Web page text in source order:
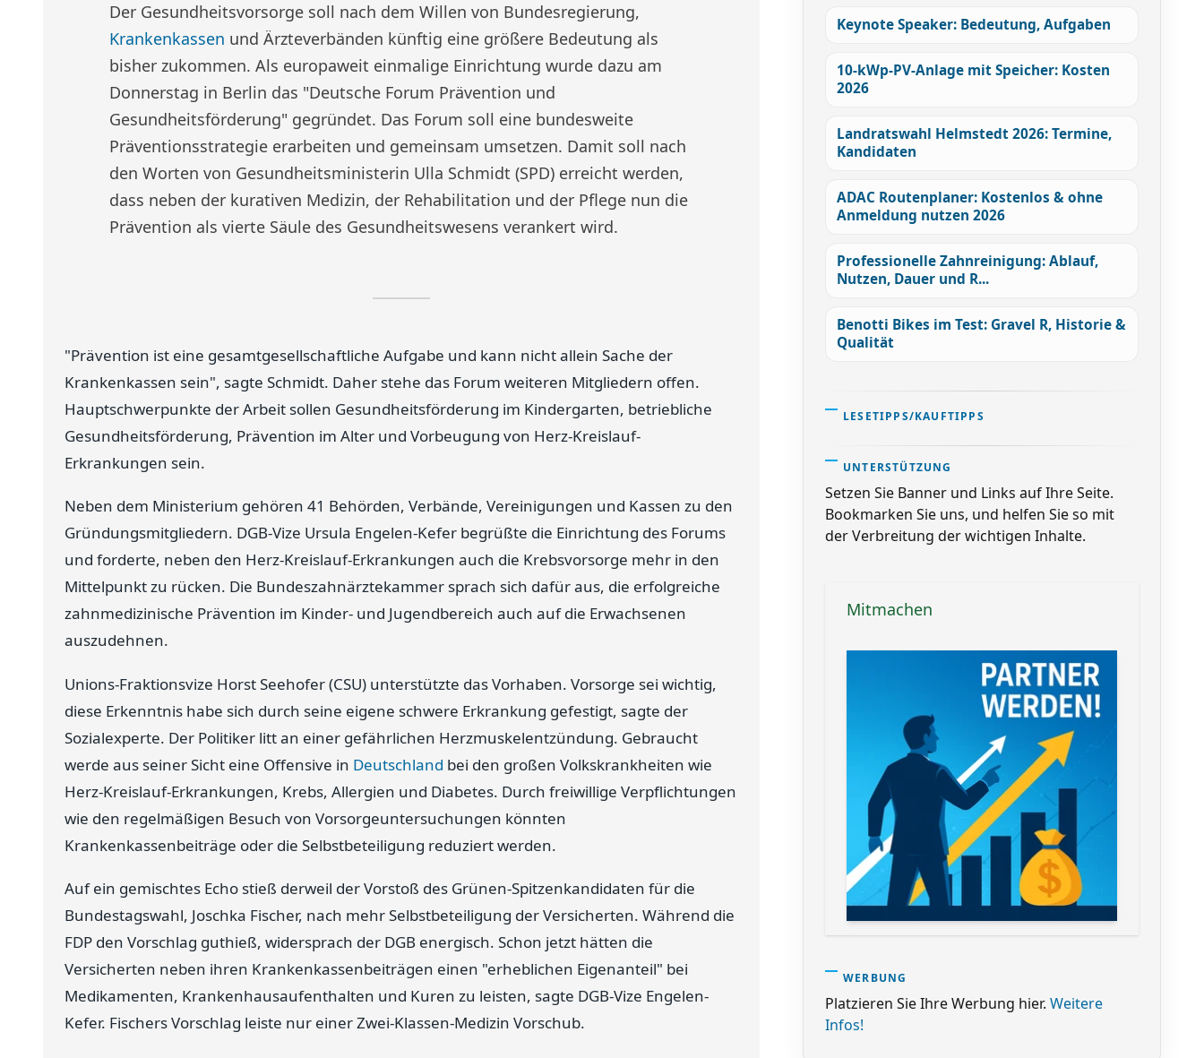
Der Gesundheitsvorsorge soll nach dem Willen von Bundesregierung,
Krankenkassen und Ärzteverbänden künftig eine größere Bedeutung als
bisher zukommen. Als europaweit einmalige Einrichtung wurde dazu am
Donnerstag in Berlin das "Deutsche Forum Prävention und
Gesundheitsförderung" gegründet. Das Forum soll eine bundesweite
Präventionsstrategie erarbeiten und gemeinsam umsetzen. Damit soll nach
den Worten von Gesundheitsministerin Ulla Schmidt (SPD) erreicht werden,
dass neben der kurativen Medizin, der Rehabilitation und der Pflege nun die
Prävention als vierte Säule des Gesundheitswesens verankert wird.
"Prävention ist eine gesamtgesellschaftliche Aufgabe und kann nicht allein Sache der
Krankenkassen sein", sagte Schmidt. Daher stehe das Forum weiteren Mitgliedern offen.
Hauptschwerpunkte der Arbeit sollen Gesundheitsförderung im Kindergarten, betriebliche
Gesundheitsförderung, Prävention im Alter und Vorbeugung von Herz-Kreislauf-
Erkrankungen sein.
Neben dem Ministerium gehören 41 Behörden, Verbände, Vereinigungen und Kassen zu den
Gründungsmitgliedern. DGB-Vize Ursula Engelen-Kefer begrüßte die Einrichtung des Forums
und forderte, neben den Herz-Kreislauf-Erkrankungen auch die Krebsvorsorge mehr in den
Mittelpunkt zu rücken. Die Bundeszahnärztekammer sprach sich dafür aus, die erfolgreiche
zahnmedizinische Prävention im Kinder- und Jugendbereich auch auf die Erwachsenen
auszudehnen.
Unions-Fraktionsvize Horst Seehofer (CSU) unterstützte das Vorhaben. Vorsorge sei wichtig,
diese Erkenntnis habe sich durch seine eigene schwere Erkrankung gefestigt, sagte der
Sozialexperte. Der Politiker litt an einer gefährlichen Herzmuskelentzündung. Gebraucht
werde aus seiner Sicht eine Offensive in Deutschland bei den großen Volkskrankheiten wie
Herz-Kreislauf-Erkrankungen, Krebs, Allergien und Diabetes. Durch freiwillige Verpflichtungen
wie den regelmäßigen Besuch von Vorsorgeuntersuchungen könnten
Krankenkassenbeiträge oder die Selbstbeteiligung reduziert werden.
Auf ein gemischtes Echo stieß derweil der Vorstoß des Grünen-Spitzenkandidaten für die
Bundestagswahl, Joschka Fischer, nach mehr Selbstbeteiligung der Versicherten. Während die
FDP den Vorschlag guthieß, widersprach der DGB energisch. Schon jetzt hätten die
Versicherten neben ihren Krankenkassenbeiträgen einen "erheblichen Eigenanteil" bei
Medikamenten, Krankenhausaufenthalten und Kuren zu leisten, sagte DGB-Vize Engelen-
Kefer. Fischers Vorschlag leiste nur einer Zwei-Klassen-Medizin Vorschub.
Keynote Speaker: Bedeutung, Aufgaben
10-kWp-PV-Anlage mit Speicher: Kosten
2026
Landratswahl Helmstedt 2026: Termine,
Kandidaten
ADAC Routenplaner: Kostenlos & ohne
Anmeldung nutzen 2026
Professionelle Zahnreinigung: Ablauf,
Nutzen, Dauer und R...
Benotti Bikes im Test: Gravel R, Historie &
Qualität
LESETIPPS/KAUFTIPPS
UNTERSTÜTZUNG
Setzen Sie Banner und Links auf Ihre Seite.
Bookmarken Sie uns, und helfen Sie so mit
der Verbreitung der wichtigen Inhalte.
Mitmachen
WERBUNG
Platzieren Sie Ihre Werbung hier. Weitere
Infos!